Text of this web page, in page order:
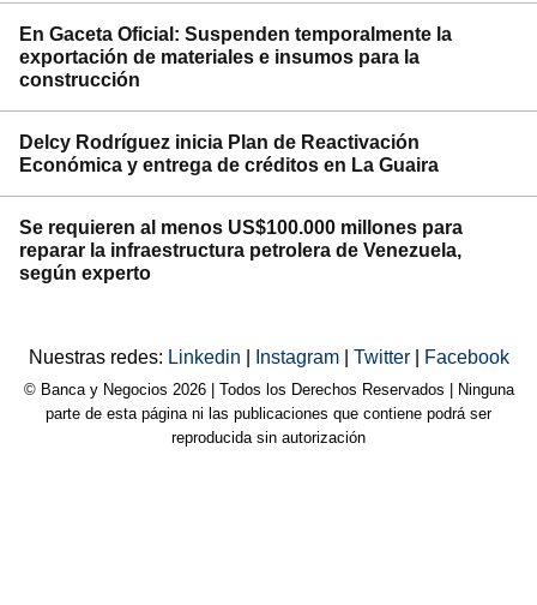
En Gaceta Oficial: Suspenden temporalmente la
exportación de materiales e insumos para la
construcción
Delcy Rodríguez inicia Plan de Reactivación
Económica y entrega de créditos en La Guaira
Se requieren al menos US$100.000 millones para
reparar la infraestructura petrolera de Venezuela,
según experto
Nuestras redes: Linkedin Instagram Twitter Facebook
© Banca y Negocios 2026 | Todos los Derechos Reservados | Ninguna
parte de esta página ni las publicaciones que contiene podrá ser
reproducida sin autorización